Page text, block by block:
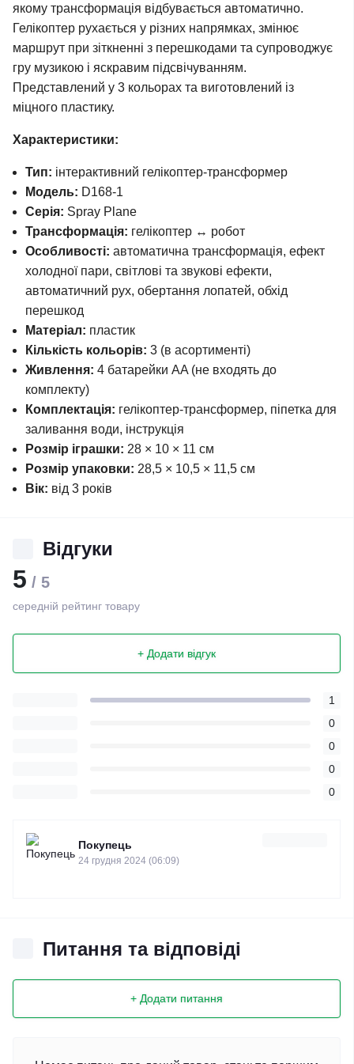
якому трансформація відбувається автоматично.
Гелікоптер рухається у різних напрямках, змінює
маршрут при зіткненні з перешкодами та супроводжує
гру музикою і яскравим підсвічуванням.
Представлений у 3 кольорах та виготовлений із
міцного пластику.
Характеристики:
Тип: інтерактивний гелікоптер-трансформер
Модель: D168-1
Серія: Spray Plane
Трансформація: гелікоптер ↔ робот
Особливості: автоматична трансформація, ефект
холодної пари, світлові та звукові ефекти,
автоматичний рух, обертання лопатей, обхід
перешкод
Матеріал: пластик
Кількість кольорів: 3 (в асортименті)
Живлення: 4 батарейки AA (не входять до
комплекту)
Комплектація: гелікоптер-трансформер, піпетка для
заливання води, інструкція
Розмір іграшки: 28 × 10 × 11 см
Розмір упаковки: 28,5 × 10,5 × 11,5 см
Вік: від 3 років
Відгуки
5 / 5
середній рейтинг товару
+ Додати відгук
1
0
0
0
0
Покупець
24 грудня 2024 (06:09)
Питання та відповіді
+ Додати питання